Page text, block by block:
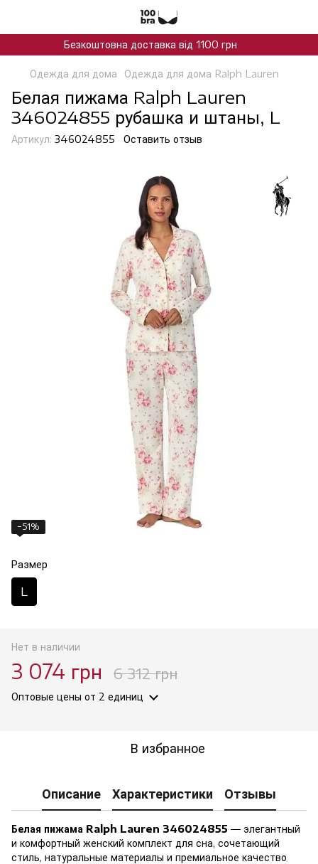
Безкоштовна доставка від 1100 грн
Одежда для дома Одежда для дома Ralph Lauren
Белая пижама Ralph Lauren
346024855 рубашка и штаны, L
Артикул: 346024855 Оставить отзыв
−51%
Размер
L
Нет в наличии
3 074 грн 6 312 грн
Оптовые цены от 2 единиц
В избранное
Описание Характеристики Отзывы
Белая пижама Ralph Lauren 346024855 — элегантный
и комфортный женский комплект для сна, сочетающий
стиль, натуральные материалы и премиальное качество